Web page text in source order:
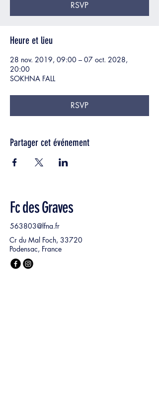
RSVP
Heure et lieu
28 nov. 2019, 09:00 – 07 oct. 2028,
20:00
SOKHNA FALL
RSVP
Partager cet événement
Fc des Graves
563803@lfna.fr
Cr du Mal Foch, 33720
Podensac, France